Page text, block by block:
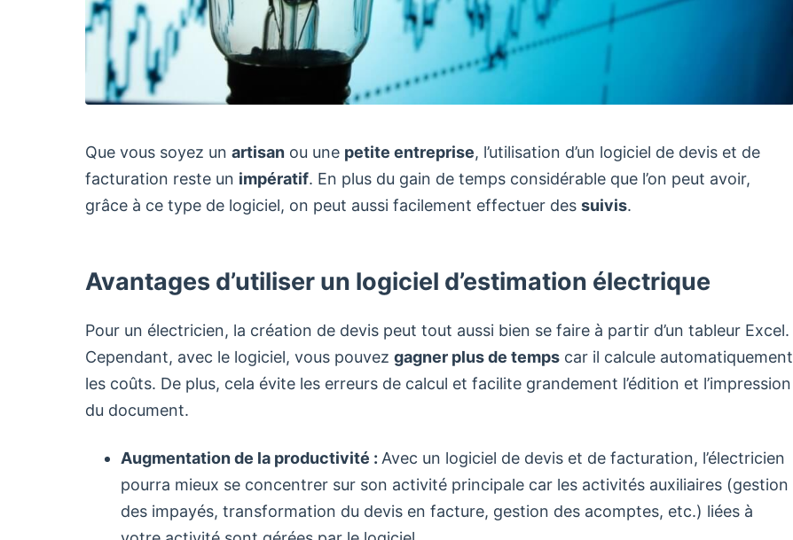
Que vous soyez un artisan ou une petite entreprise, l’utilisation d’un logiciel de devis et de
facturation reste un impératif. En plus du gain de temps considérable que l’on peut avoir,
grâce à ce type de logiciel, on peut aussi facilement effectuer des suivis.
Avantages d’utiliser un logiciel d’estimation électrique
Pour un électricien, la création de devis peut tout aussi bien se faire à partir d’un tableur Excel.
Cependant, avec le logiciel, vous pouvez gagner plus de temps car il calcule automatiquement
les coûts. De plus, cela évite les erreurs de calcul et facilite grandement l’édition et l’impression
du document.
Augmentation de la productivité : Avec un logiciel de devis et de facturation, l’électricien
pourra mieux se concentrer sur son activité principale car les activités auxiliaires (gestion
des impayés, transformation du devis en facture, gestion des acomptes, etc.) liées à